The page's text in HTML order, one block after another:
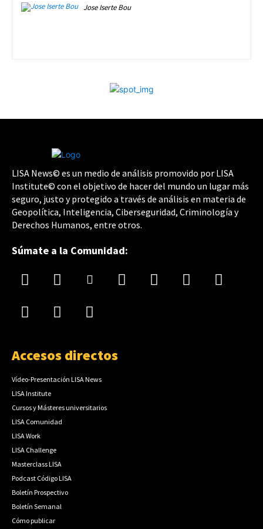
Jose Iserte Bou
LISA News© es un medio de análisis promovido por LISA
Institute© con el objetivo de hacer del mundo un lugar más
seguro, justo y protegido a través de análisis en materia de
Geopolítica, Inteligencia, Ciberseguridad, Criminología y
Derechos Humanos, entre otros.
Súmate a la Comunidad:
Accesos directos
Vídeo-Presentación LISA News
LISA Institute
Cursos y Másteres universitarios
LISA Comunidad
LISA Work
LISA Challenge
Masterclass LISA
Podcast Código LISA
Boletín Prospectivo
Boletín Semanal
Cómo publicar